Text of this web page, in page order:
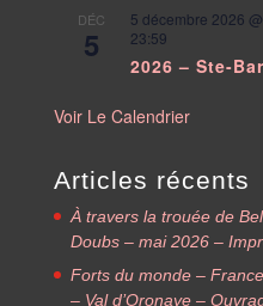
DÉC
5
5 décembre 2026
23:59
2026 – Ste-
Voir Le Calendrier
Articles récents
À travers la trouée de
Doubs – mai 2026 –
Forts du monde –
– Val d’Oronaye –